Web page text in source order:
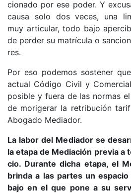
cio­na­do por ese po­de­r. Y
cau­sa so­lo dos ve­ce­s, una
muy ar­ti­cu­la­r, to­do ba­jo
de per­der su ma­trí­cu­la o
res.
Por eso po­de­mos sos­te­ner
ac­tual Có­di­go Ci­vil y
po­si­ble y fue­ra de las nor­mas
de mo­ri­ge­rar la re­tri­bu­ción
Abo­ga­do Me­dia­do­r.
La la­bor del Me­dia­dor se
la eta­pa de Me­dia­ción pre­via a
cio. Du­ran­te di­cha eta­pa, el
brin­da a las par­tes un
ba­jo en el que po­ne a su